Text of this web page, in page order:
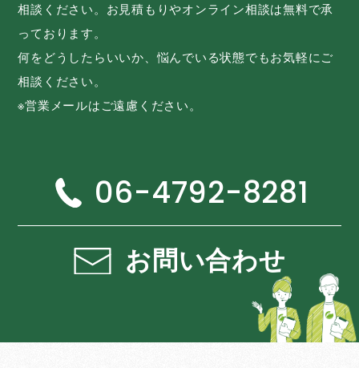
相談ください。お見積もりやオンライン相談は無料で承
っております。
何をどうしたらいいか、悩んでいる状態でもお気軽にご
相談ください。
※営業メールはご遠慮ください。
06-4792-8281
お問い合わせ